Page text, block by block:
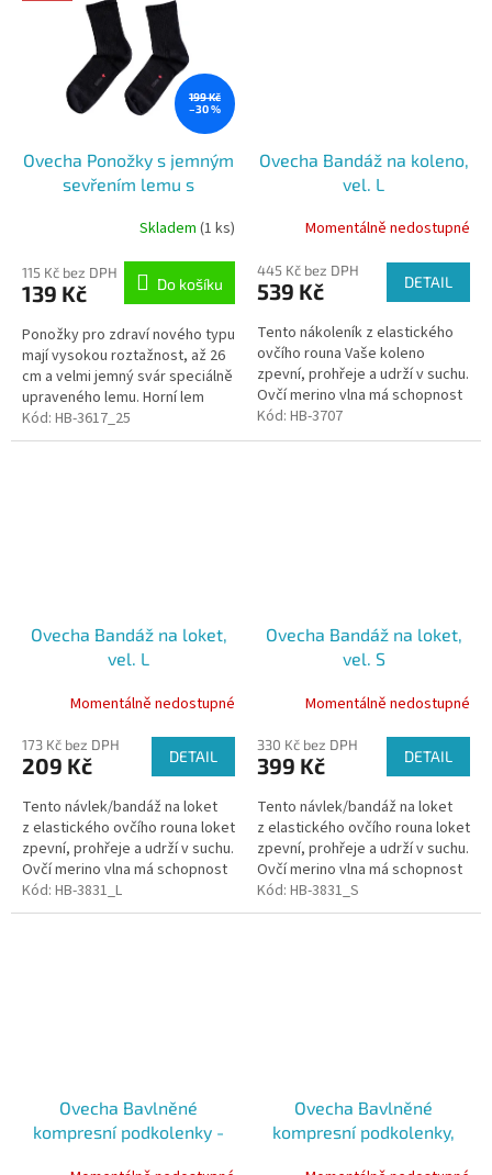
199 Kč
–30 %
Ovecha Ponožky s jemným
sevřením lemu s
vel. 25-26Skladem (1 ks)
115 Kč bez DPH
139 Kč Do košíku
Ponožky pro zdraví nového typu
mají vysokou roztažnost, až 26
cm a velmi jemný svár speciálně
upraveného lemu. Horní lem
tedy nezabraňuje průtoku krve
a je velmi jemný.
Kód: HB-3617_25
Ovecha Bandáž na koleno,
vel. L
Momentálně nedostupné
445 Kč bez DPH
539 Kč DETAIL
Tento nákoleník z elastického
ovčího rouna Vaše koleno
zpevní, prohřeje a udrží v suchu.
Ovčí merino vlna má schopnost
absorbovat vlhkost a má
výbornou termoregulační
Kód: HB-3707
Ovecha Bandáž na loket,
vel. L
Momentálně nedostupné
173 Kč bez DPH
209 Kč DETAIL
Tento návlek/bandáž na loket
z elastického ovčího rouna loket
zpevní, prohřeje a udrží v suchu.
Ovčí merino vlna má schopnost
absorbovat vlhkost a má
výbornou termoregulační...
Kód: HB-3831_L
Ovecha Bandáž na loket,
vel. S
Momentálně nedostupné
330 Kč bez DPH
399 Kč DETAIL
Tento návlek/bandáž na loket
z elastického ovčího rouna loket
zpevní, prohřeje a udrží v suchu.
Ovčí merino vlna má schopnost
absorbovat vlhkost a má
výbornou termoregulační...
Kód: HB-3831_S
Ovecha Bavlněné
kompresní podkolenky -
Ovecha Bavlněné
kompresní podkolenky,